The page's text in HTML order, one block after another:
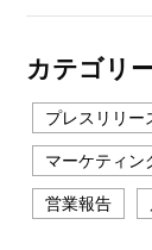
カテゴリ
プレスリリー
マーケティン
営業報告